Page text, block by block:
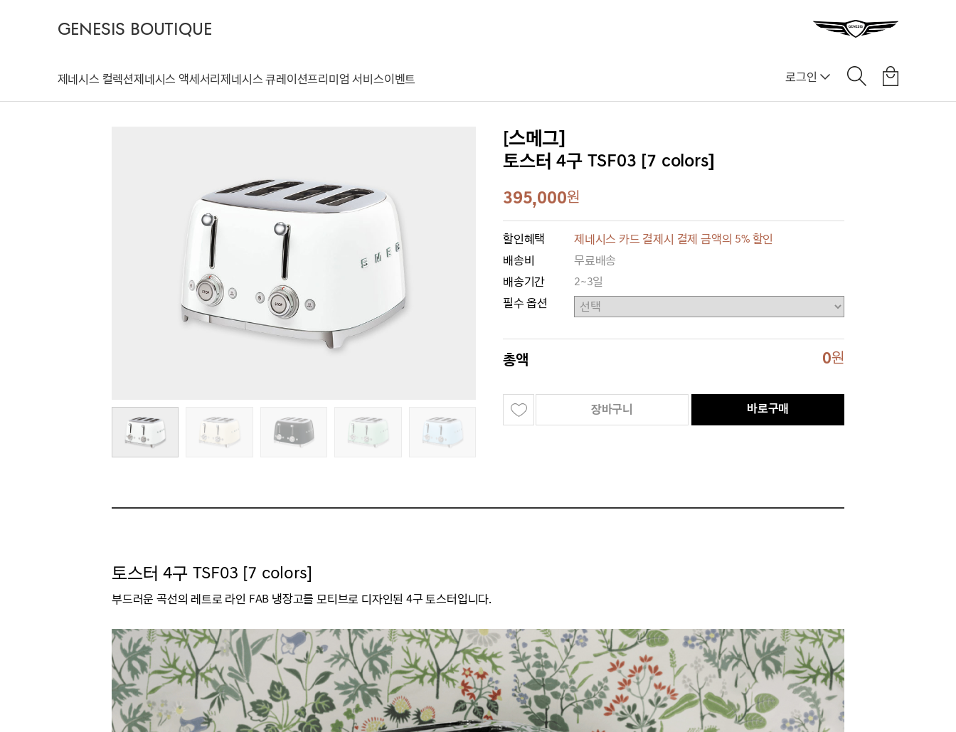
GENESIS BOUTIQUE
제네시스 컬렉션제네시스 액세서리제네시스 큐레이션프리미엄 서비스이벤트 로그인
[스메그]
토스터 4구 TSF03 [7 colors]
395,000원
할인혜택
제네시스 카드 결제시 결제 금액의 5% 할인
배송비
무료배송
배송기간
2~3일
필수 옵션
총액 0원
장바구니 바로구매
토스터 4구 TSF03 [7 colors]
부드러운 곡선의 레트로 라인 FAB 냉장고를 모티브로 디자인된 4구 토스터입니다.